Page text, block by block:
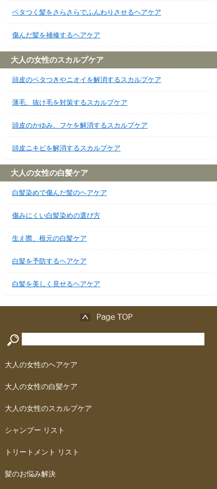
ベタつく髪をさらさらでふんわりさせるヘアケア
傷んだ髪を補修するヘアケア
大人の女性のスカルプケア
頭皮のベタつきやニオイを解消するスカルプケア
薄毛、抜け毛を対策するスカルプケア
頭皮のかゆみ、フケを解消するスカルプケア
頭皮ニキビを解消するスカルプケア
大人の女性の白髪ケア
白髪染めで傷んだ髪のヘアケア
傷みにくい白髪染めの選び方
生え際、根元の白髪ケア
白髪を予防するヘアケア
白髪を美しく見せるヘアケア
大人の女性のヘアケア
大人の女性の白髪ケア
大人の女性のスカルプケア
シャンプー リスト
トリートメント リスト
髪のお悩み解決